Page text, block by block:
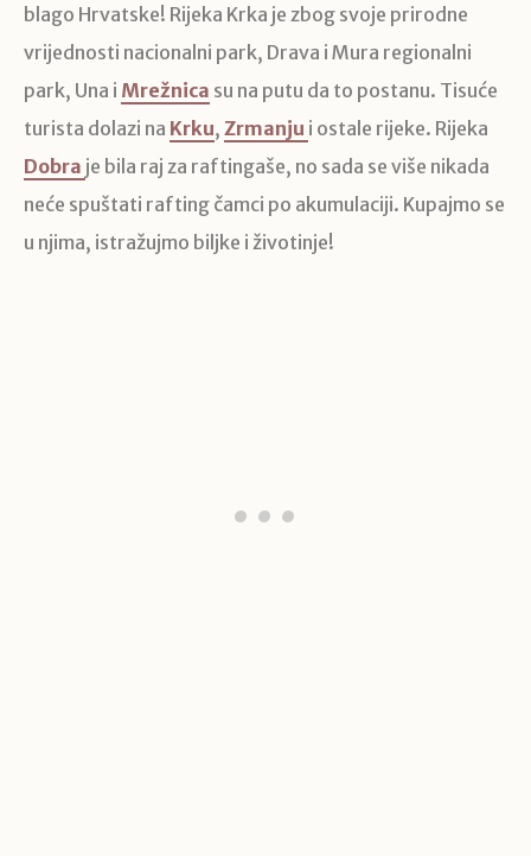
blago Hrvatske! Rijeka Krka je zbog svoje prirodne
vrijednosti nacionalni park, Drava i Mura regionalni
park, Una i Mrežnica su na putu da to postanu. Tisuće
turista dolazi na Krku, Zrmanju i ostale rijeke. Rijeka
Dobra je bila raj za raftingaše, no sada se više nikada
neće spuštati rafting čamci po akumulaciji. Kupajmo se
u njima, istražujmo biljke i životinje!